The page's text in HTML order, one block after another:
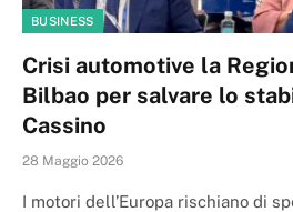
BUSINESS
Crisi automotive la
Bilbao per salvare lo
Cassino
28 Maggio 2026
I motori dell’Europa rischiano di